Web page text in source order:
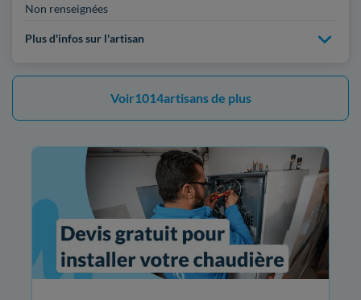
Non renseignées
Plus d'infos sur l'artisan
Voir1014artisans de plus